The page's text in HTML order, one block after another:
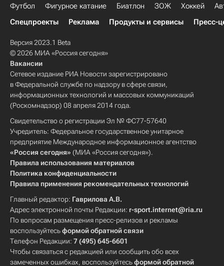
Футбол Фигурное катание Биатлон ЗОЖ Хоккей
Спецпроекты
Реклама Продукты и сервисы Пресс-
Версия 2023.1 Beta
© 2026 МИА «Россия сегодня»
Вакансии
Сетевое издание РИА Новости зарегистрировано
в Федеральной службе по надзору в сфере связи,
информационных технологий и массовых коммуникаций
(Роскомнадзор) 08 апреля 2014 года.
Свидетельство о регистрации Эл № ФС77-57640
Учредитель: Федеральное государственное унитарное
предприятие Международное информационное агентство
«Россия сегодня» (МИА «Россия сегодня»).
Правила использования материалов
Политика конфиденциальности
Правила применения рекомендательных технологий
Главный редактор: Гаврилова А.В.
Адрес электронной почты Редакции: r-sport.internet@ria.ru
По вопросам размещения пресс-релизов и рекламы
воспользуйтесьформой обратной связи
Телефон Редакции: 7 (495) 645-6601
Чтобы связаться с редакцией или сообщить обо всех
замеченных ошибках, воспользуйтесьформой обратной